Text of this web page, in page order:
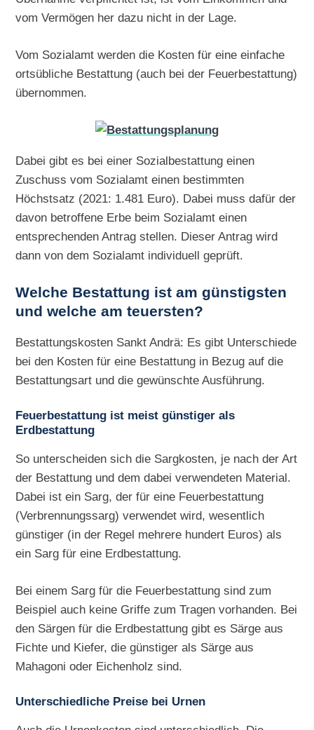
vom Vermögen her dazu nicht in der Lage.
Vom Sozialamt werden die Kosten für eine einfache
ortsübliche Bestattung (auch bei der Feuerbestattung)
übernommen.
Dabei gibt es bei einer Sozialbestattung einen
Zuschuss vom Sozialamt einen bestimmten
Höchstsatz (2021: 1.481 Euro). Dabei muss dafür der
davon betroffene Erbe beim Sozialamt einen
entsprechenden Antrag stellen. Dieser Antrag wird
dann von dem Sozialamt individuell geprüft.
Welche Bestattung ist am günstigsten
und welche am teuersten?
Bestattungskosten Sankt Andrä: Es gibt Unterschiede
bei den Kosten für eine Bestattung in Bezug auf die
Bestattungsart und die gewünschte Ausführung.
Feuerbestattung ist meist günstiger als
Erdbestattung
So unterscheiden sich die Sargkosten, je nach der Art
der Bestattung und dem dabei verwendeten Material.
Dabei ist ein Sarg, der für eine Feuerbestattung
(Verbrennungssarg) verwendet wird, wesentlich
günstiger (in der Regel mehrere hundert Euros) als
ein Sarg für eine Erdbestattung.
Bei einem Sarg für die Feuerbestattung sind zum
Beispiel auch keine Griffe zum Tragen vorhanden. Bei
den Särgen für die Erdbestattung gibt es Särge aus
Fichte und Kiefer, die günstiger als Särge aus
Mahagoni oder Eichenholz sind.
Unterschiedliche Preise bei Urnen